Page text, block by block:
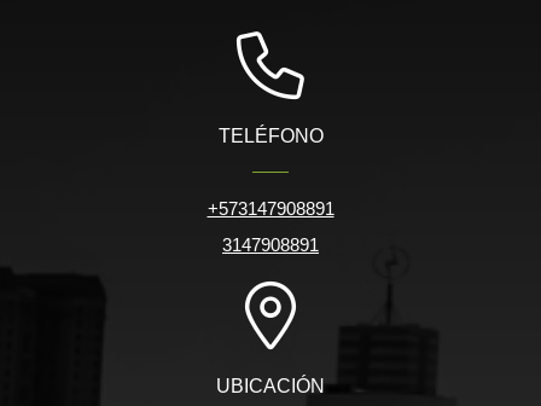
TELÉFONO
+573147908891
3147908891
UBICACIÓN